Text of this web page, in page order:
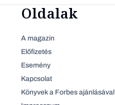
Oldalak
A magazin
Előfizetés
Esemény
Kapcsolat
Könyvek a Forbes ajánlásával